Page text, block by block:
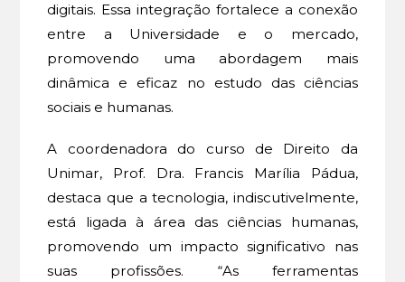
digitais. Essa integração fortalece a conexão
entre a Universidade e o mercado,
promovendo uma abordagem mais
dinâmica e eficaz no estudo das ciências
sociais e humanas.
A coordenadora do curso de Direito da
Unimar, Prof. Dra. Francis Marília Pádua,
destaca que a tecnologia, indiscutivelmente,
está ligada à área das ciências humanas,
promovendo um impacto significativo nas
suas profissões. “As ferramentas